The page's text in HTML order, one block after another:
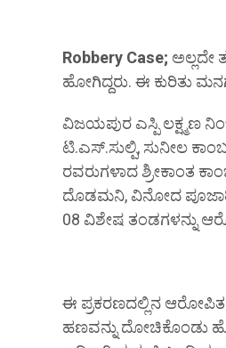
Robbery Case; ಅಲ್ಲದೇ
ಹೋಗಿದ್ದರು. ಈ ಕುರಿತು
ವಿಜಯಪುರ ಎಸ್ಪಿ ಲಕ್ಷ್ಮಣ
ಟಿ.ಎಸ್.ಸುಲ್ಪಿ, ಸುನೀಲ
ರವರುಗಳಾದ ಶ್ರೀಕಾಂತ
ದೊಡಮನಿ, ವಿನೋದ ಪೂಜಾರಿ,
08 ವಿಶೇಷ ತಂಡಗಳನ್ನು
ಈ ಪ್ರಕರಣದಲ್ಲಿನ
ಹಣವನ್ನು ದೋಚಿಕೊಂಡು